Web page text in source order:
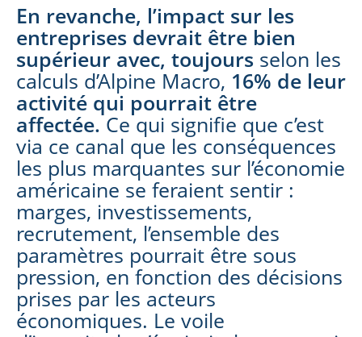
En revanche, l’impact sur les
entreprises devrait être bien
supérieur avec, toujours selon les
calculs d’Alpine Macro, 16% de leur
activité qui pourrait être
affectée.Ce qui signifie que c’est
via ce canal que les conséquences
les plus marquantes sur l’économie
américaine se feraient sentir :
marges, investissements,
recrutement, l’ensemble des
paramètres pourrait être sous
pression, en fonction des décisions
prises par les acteurs
économiques. Le voile